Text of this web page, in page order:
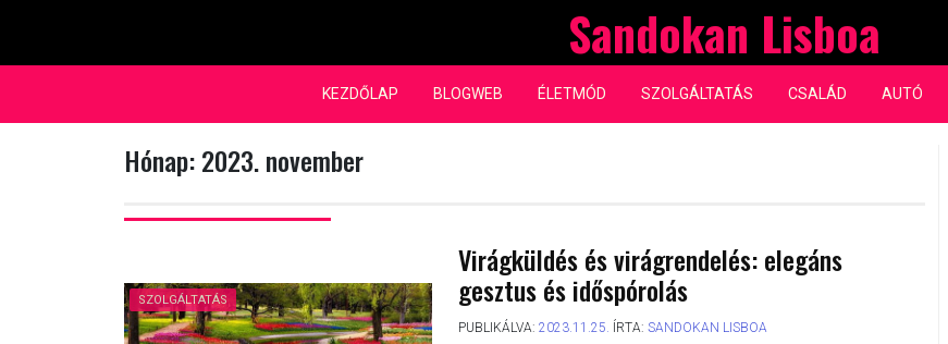
content
Sandokan Lisboa
KEZDŐLAP BLOGWEB ÉLETMÓD SZOLGÁLTATÁS CSALÁD AUTÓ
Hónap:2023. november
SZOLGÁLTATÁS
Virágküldés és virágrendelés: elegáns
gesztus és időspórolás
PUBLIKÁLVA: 2023.11.25. ÍRTA: SANDOKAN LISBOA